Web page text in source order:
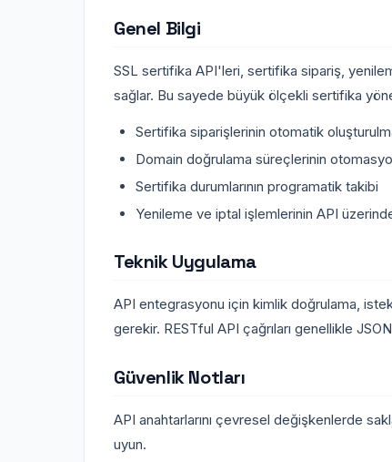
Genel Bilgi
SSL sertifika API'leri, sertifika sipariş,
sağlar. Bu sayede büyük ölçekli sertifika
Sertifika siparişlerinin otomatik
Domain doğrulama süreçlerinin
Sertifika durumlarının programatik takibi
Yenileme ve iptal işlemlerinin API
Teknik Uygulama
API entegrasyonu için kimlik doğrulama,
gerekir. RESTful API çağrıları genellikle
Güvenlik Notları
API anahtarlarını çevresel değişkenlerde
uyun.